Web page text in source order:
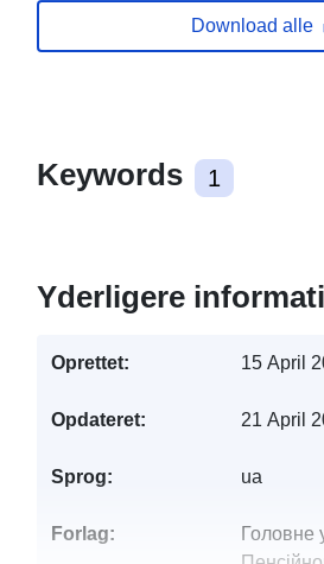
Download alle
Keywords 1
Yderligere
Oprettet: 15 April
Opdateret: 21 April
Sprog: ua
Forlag:
Головне